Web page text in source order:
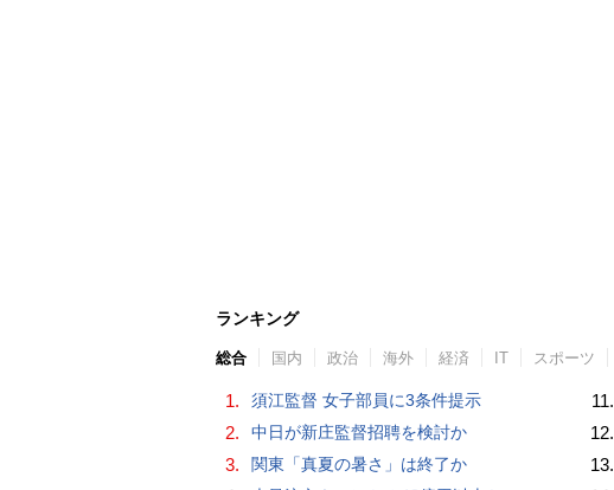
ランキング
総合 国内 政治 海外 経済 IT スポーツ
1. 須江監督 女子部員に3条件提示
2. 中日が新庄監督招聘を検討か
3. 関東「真夏の暑さ」は終了か
11.
12.
13.